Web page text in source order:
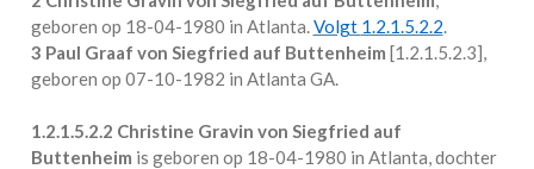
geboren op 18-04-1980 in Atlanta.Volgt 1.2.1.5.2.2.
3 Paul Graaf von Siegfried auf Buttenheim [1.2.1.5.2.3],
geboren op 07-10-1982 in Atlanta GA.
1.2.1.5.2.2 Christine Gravin von Siegfried auf
Buttenheim is geboren op 18-04-1980 in Atlanta, dochter